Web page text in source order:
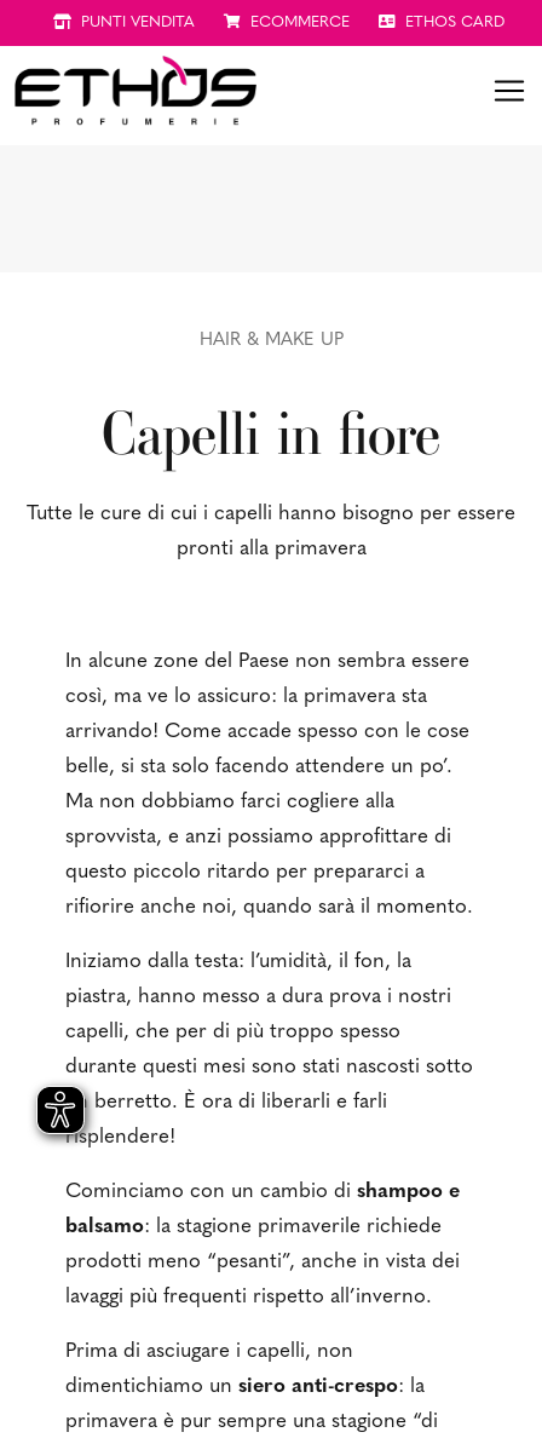
PUNTI VENDITA ECOMMERCE ETHOS CARD
HAIR & MAKE UP
Capelli in fiore
Tutte le cure di cui i capelli hanno bisogno per essere
pronti alla primavera
In alcune zone del Paese non sembra essere
così, ma ve lo assicuro: la primavera sta
arrivando! Come accade spesso con le cose
belle, si sta solo facendo attendere un po’.
Ma non dobbiamo farci cogliere alla
sprovvista, e anzi possiamo approfittare di
questo piccolo ritardo per prepararci a
rifiorire anche noi, quando sarà il momento.
Iniziamo dalla testa: l’umidità, il fon, la
piastra, hanno messo a dura prova i nostri
capelli, che per di più troppo spesso
durante questi mesi sono stati nascosti sotto
un berretto. È ora di liberarli e farli
risplendere!
Cominciamo con un cambio dishampoo e
balsamo: la stagione primaverile richiede
prodotti meno “pesanti”, anche in vista dei
lavaggi più frequenti rispetto all’inverno.
Prima di asciugare i capelli, non
dimentichiamo unsiero anti-crespo: la
primavera è pur sempre una stagione “di